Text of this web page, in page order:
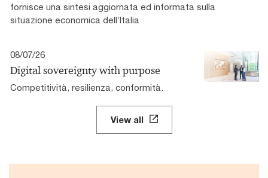
fornisce una sintesi aggiornata ed informata sulla
situazione economica dell’Italia
08/07/26
Digital sovereignty with purpose
Competitività, resilienza, conformità.
View all